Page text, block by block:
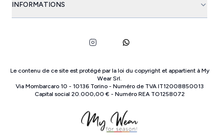
INFORMATIONS
Le contenu de ce site est protégé par la loi du copyright et appartient à My
Wear Srl.
Via Mombarcaro 10 - 10136 Torino- Numéro de TVA IT12008850013
Capital social 20.000,00 € - Numéro REA TO1258072